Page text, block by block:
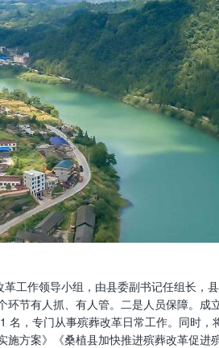
工作领导小组，由县委副书记任组长，
节有人抓、有人管。二是人员保障。成
专门从事殡葬改革日常工作。同时，
方案》《桑植县加快推进殡葬改革促